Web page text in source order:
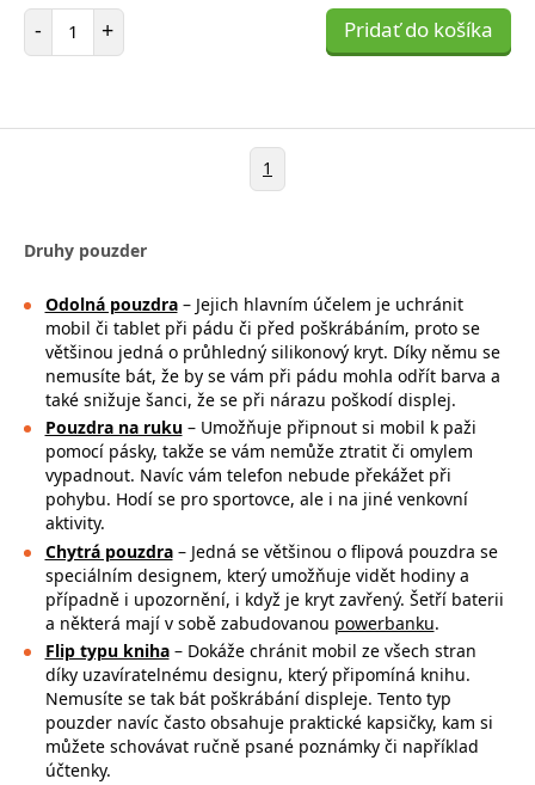
- Počet položiek
+ Pridať do košíka
1
Druhy pouzder
Odolná pouzdra– Jejich hlavním účelem je uchránit
mobil či tablet při pádu či před poškrábáním, proto se
většinou jedná o průhledný silikonový kryt. Díky němu se
nemusíte bát, že by se vám při pádu mohla odřít barva a
také snižuje šanci, že se při nárazu poškodí displej.
Pouzdra na ruku– Umožňuje připnout si mobil k paži
pomocí pásky, takže se vám nemůže ztratit či omylem
vypadnout. Navíc vám telefon nebude překážet při
pohybu. Hodí se pro sportovce, ale i na jiné venkovní
aktivity.
Chytrá pouzdra– Jedná se většinou o flipová pouzdra se
speciálním designem, který umožňuje vidět hodiny a
případně i upozornění, i když je kryt zavřený. Šetří baterii
a některá mají v sobě zabudovanou powerbanku.
Flip typu kniha– Dokáže chránit mobil ze všech stran
díky uzavíratelnému designu, který připomíná knihu.
Nemusíte se tak bát poškrábání displeje. Tento typ
pouzder navíc často obsahuje praktické kapsičky, kam si
můžete schovávat ručně psané poznámky či například
účtenky.